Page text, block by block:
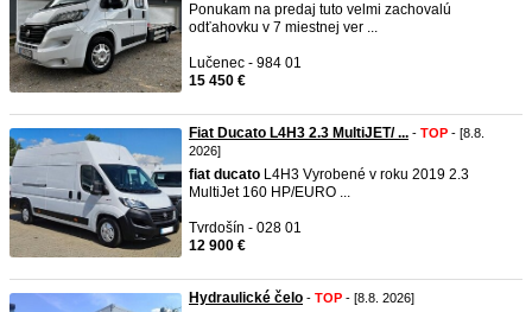
Ponukam na predaj tuto velmi zachovalú
odťahovku v 7 miestnej ver ...
Lučenec - 984 01
15 450 €
Fiat Ducato L4H3 2.3 MultiJET/ ... - TOP - [8.8.
2026]
fiat ducato L4H3 Vyrobené v roku 2019 2.3
MultiJet 160 HP/EURO ...
Tvrdošín - 028 01
12 900 €
Hydraulické čelo - TOP - [8.8. 2026]